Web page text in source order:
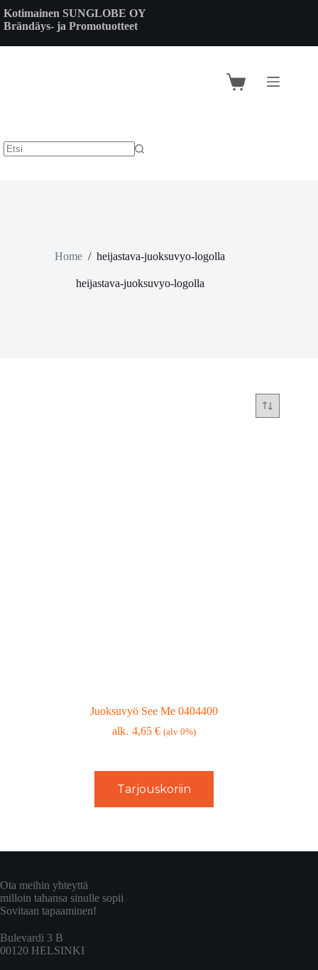
to
content
Kotimainen SUNGLOBE OY
Brändäys- ja Promotuotteet
Shopping
Home / heijastava-juoksuvyo-logolla
heijastava-juoksuvyo-logolla
Juoksuvyö See Me 0404400
4,65€ (alv 0%)
Tarjouskoriin
Ota meihin yhteyttä
milloin tahansa sinulle sopii
Sovitaan tapaaminen!
Bulevardi 3 B
00120 HELSINKI